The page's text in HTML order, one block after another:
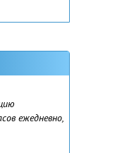
ежедневно,